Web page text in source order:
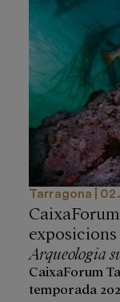
Tarragona
exposicions
Arqueologia
CaixaForum
temporada